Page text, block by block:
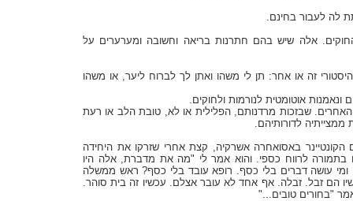
לה לעבור בחינם.
אלה שיש בהם חתרנות בריאה וחשובה ומערערים על
זה או אחר: תן לי משהו ואתן לך לברוח ליער, או משהו
אוטומטית לנורמות ולחוקים.
שבזכות מרדנותם, הפלילית או לא, טובת הלב או רעת
לדורותיהם.
הקונטיינר באסואחרה אשרקיה, קצת אחרי שזרקו את היחידה
לרווח כספי. והוא אמר לי "מה את מדברת, אלה היו
עושה דברים בלי כסף. רופא עובד בלי כסף? ראש ממשלה
הם זבל. זבלה. אף אחד לא עובר אצלם. עכשיו זה בית סוהר.
"בחורים טובים..."